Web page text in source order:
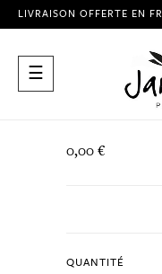
LIVRAISON OFFERTE EN
Basculer
la
☰
0,00 €
QUANTITÉ